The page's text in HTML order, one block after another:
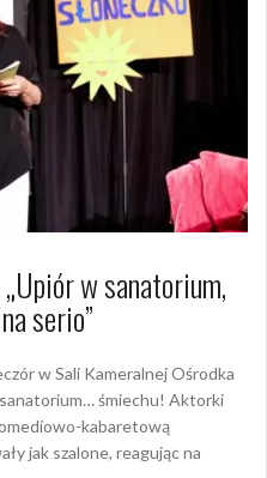
w sanatorium,
serio”
w Sali Kameralnej Ośrodka
śmiechu! Aktorki
kabaretową
jak szalone, reagując na